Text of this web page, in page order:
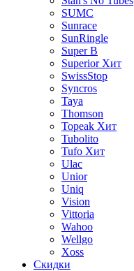
SUMC
Sunrace
SunRingle
Super B
Superior Хит
SwissStop
Syncros
Taya
Thomson
Topeak Хит
Tubolito
Tufo Хит
Ulac
Unior
Uniq
Vision
Vittoria
Wahoo
Wellgo
Xoss
Скидки